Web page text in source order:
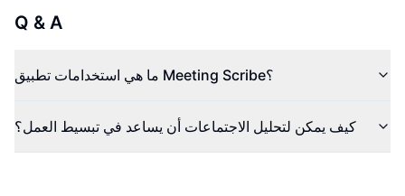
Q & A
ما هي استخدامات تطبيق Meeting Scribe؟
كيف يمكن لتحليل الاجتماعات أن يساعد في تبسيط العمل؟